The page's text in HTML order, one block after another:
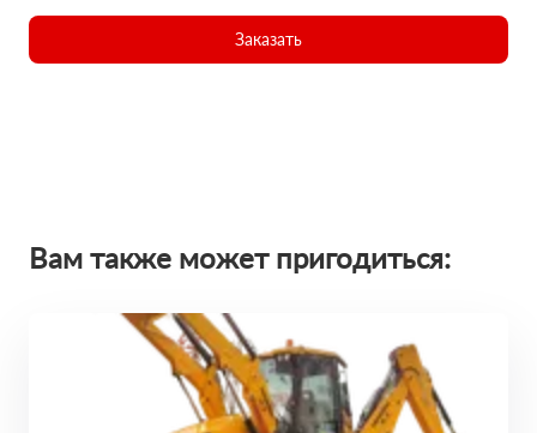
Заказать
Вам также может пригодиться: